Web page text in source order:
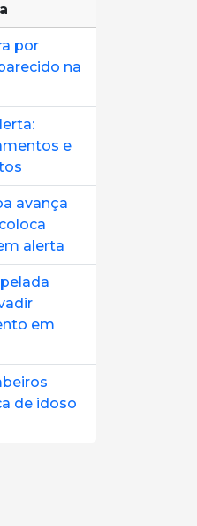
por
na
e
avança
alerta
em
de idoso